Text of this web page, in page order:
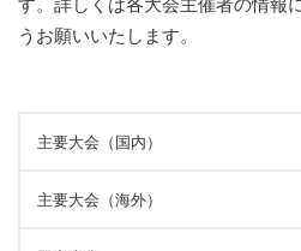
うお願いいたします。
主要大会（国内）
主要大会（海外）